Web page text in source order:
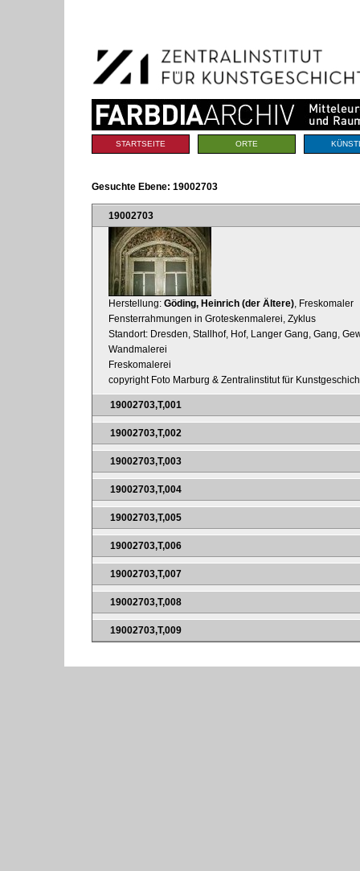
Navigation
Sektionen
STARTSEITE ORTE
Gesuchte Ebene: 19002703
19002703
Herstellung: Göding, Heinrich (der Ältere) , Freskomaler
Fensterrahmungen in Groteskenmalerei, Zyklus
Standort: Dresden, Stallhof, Hof, Langer Gang, Gang,
Wandmalerei
Freskomalerei
copyright Foto Marburg & Zentralinstitut für
19002703,T,001
19002703,T,002
19002703,T,003
19002703,T,004
19002703,T,005
19002703,T,006
19002703,T,007
19002703,T,008
19002703,T,009